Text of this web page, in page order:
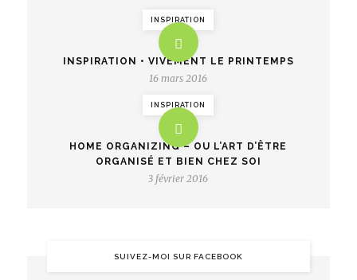
INSPIRATION
INSPIRATION • VIVEMENT LE PRINTEMPS
16 mars 2016
INSPIRATION
HOME ORGANIZING – OU L’ART D’ÊTRE
ORGANISÉ ET BIEN CHEZ SOI
3 février 2016
SUIVEZ-MOI SUR FACEBOOK